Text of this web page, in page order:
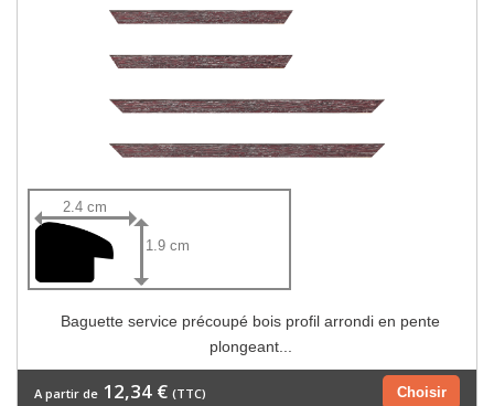
2.4 cm
1.9 cm
Baguette service précoupé bois profil arrondi en pente
plongeant...
Choisir
A partir de 12,34 € (TTC)